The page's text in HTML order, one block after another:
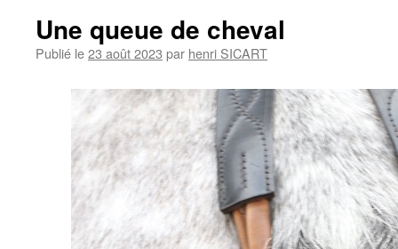
Une queue de cheval
Publié le23 août 2023 par henri SICART